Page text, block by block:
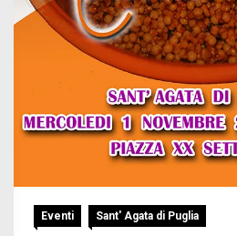
Eventi Sant' Agata di Puglia